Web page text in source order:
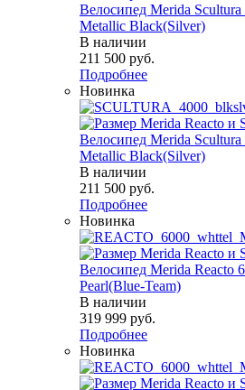
Велосипед Merida
Metallic Black(Silver)
В наличии
211 500 руб.
Подробнее
Новинка
Велосипед Merida
Metallic Black(Silver)
В наличии
211 500 руб.
Подробнее
Новинка
Велосипед Merida Reacto
Pearl(Blue-Team)
В наличии
319 999 руб.
Подробнее
Новинка